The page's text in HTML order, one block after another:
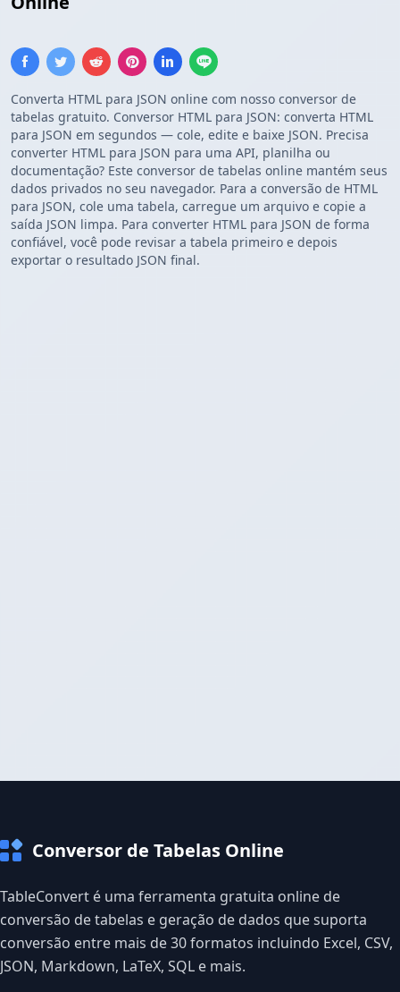
Converta HTML para JSON online com nosso conversor de
tabelas gratuito. Conversor HTML para JSON: converta HTML
para JSON em segundos — cole, edite e baixe JSON. Precisa
converter HTML para JSON para uma API, planilha ou
documentação? Este conversor de tabelas online mantém seus
dados privados no seu navegador. Para a conversão de HTML
para JSON, cole uma tabela, carregue um arquivo e copie a
saída JSON limpa. Para converter HTML para JSON de forma
confiável, você pode revisar a tabela primeiro e depois
exportar o resultado JSON final.
Conversor de Tabelas Online
TableConvert é uma ferramenta gratuita online de
conversão de tabelas e geração de dados que suporta
conversão entre mais de 30 formatos incluindo Excel, CSV,
JSON, Markdown, LaTeX, SQL e mais.